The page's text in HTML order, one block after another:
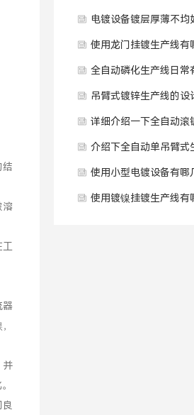
结
溶
工
器
并
键性能技术要求？
电镀设备镀层厚薄不均
理？
使用龙门挂镀生产线有
心产品优势？
全自动磷化生产线日常
护保养技巧？
吊臂式镀锌生产线的设
虑哪些因素？
详细介绍一下全自动滚
备的操作流程？
介绍下全自动单吊臂式
要核心结构和工作原理
使用小型电镀设备有哪
性能优势？
使用镀镍挂镀生产线有